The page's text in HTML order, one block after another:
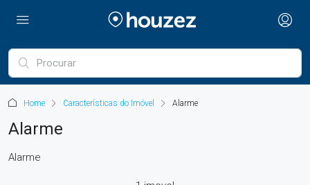
Home Características do Imóvel Alarme
Alarme
Alarme